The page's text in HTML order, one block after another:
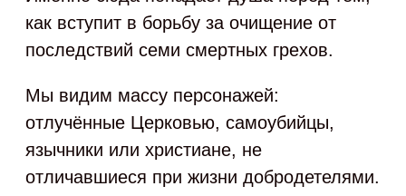
как вступит в борьбу за очищение от
последствий семи смертных грехов.
Мы видим массу персонажей:
отлучённые Церковью, самоубийцы,
язычники или христиане, не
отличавшиеся при жизни добродетелями.